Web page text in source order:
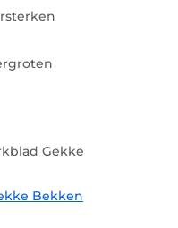
Gekke
Bekken